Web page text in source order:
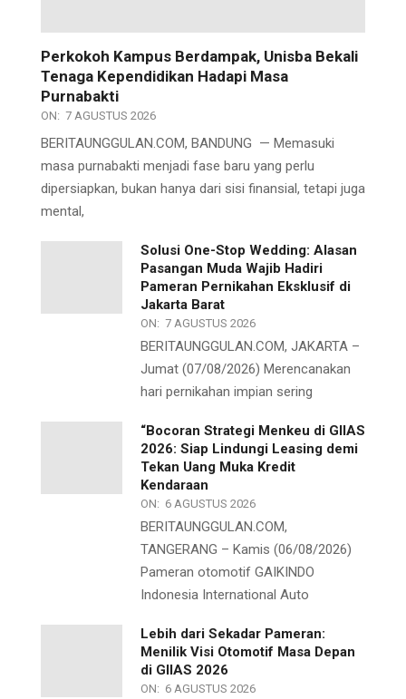
Perkokoh Kampus Berdampak, Unisba Bekali
Tenaga Kependidikan Hadapi Masa
Purnabakti
ON: 7 AGUSTUS 2026
BERITAUNGGULAN.COM, BANDUNG — Memasuki
masa purnabakti menjadi fase baru yang perlu
dipersiapkan, bukan hanya dari sisi finansial, tetapi juga
mental,
Solusi One-Stop Wedding: Alasan
Pasangan Muda Wajib Hadiri
Pameran Pernikahan Eksklusif di
Jakarta Barat
ON: 7 AGUSTUS 2026
BERITAUNGGULAN.COM, JAKARTA –
Jumat (07/08/2026) Merencanakan
hari pernikahan impian sering
“Bocoran Strategi Menkeu di GIIAS
2026: Siap Lindungi Leasing demi
Tekan Uang Muka Kredit
Kendaraan
ON: 6 AGUSTUS 2026
BERITAUNGGULAN.COM,
TANGERANG – Kamis (06/08/2026)
Pameran otomotif GAIKINDO
Indonesia International Auto
Lebih dari Sekadar Pameran:
Menilik Visi Otomotif Masa Depan
di GIIAS 2026
ON: 6 AGUSTUS 2026